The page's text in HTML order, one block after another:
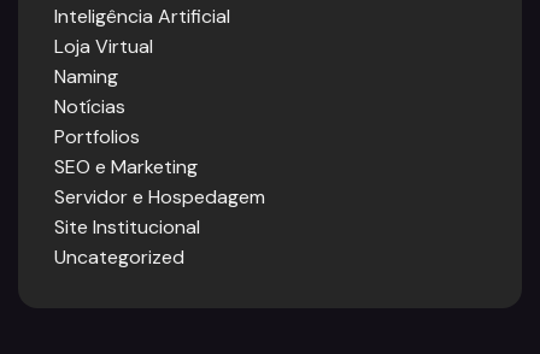
Inteligência Artificial
Loja Virtual
Naming
Notícias
Portfolios
SEO e Marketing
Servidor e Hospedagem
Site Institucional
Uncategorized